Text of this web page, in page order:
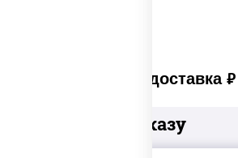
Платная доставка руб
Добавьте к заказу